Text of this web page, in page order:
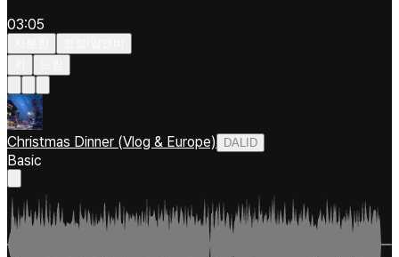
03:05
Christmas Dinner (Vlog & Europe) DALID
Basic